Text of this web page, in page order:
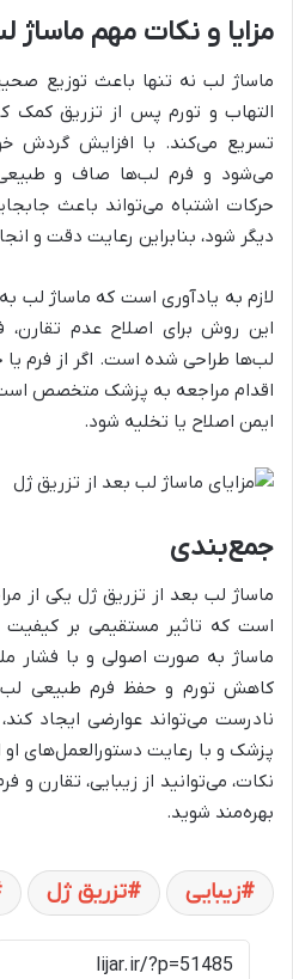
مزایا و نکات مهم ماساژ
ماساژ لب نه تنها باعث توزیع
التهاب و تورم پس از تزریق کمک
تسریع می‌کند. با افزایش گردش
می‌شود و فرم لب‌ها صاف و طبیعی
حرکات اشتباه می‌تواند باعث
دیگر شود، بنابراین رعایت دقت و
لازم به یادآوری است که ماساژ لب
این روش برای اصلاح عدم
لب‌ها طراحی شده است. اگر از فرم
اقدام مراجعه به پزشک متخصص
ایمن اصلاح یا تخلیه شود.
جمع‌بندی
ماساژ لب بعد از تزریق ژل یکی از
است که تاثیر مستقیمی بر کیفیت
ماساژ به صورت اصولی و با فشار
کاهش تورم و حفظ فرم طبیعی
نادرست می‌تواند عوارضی ایجاد
پزشک و با رعایت دستورالعمل‌های
نکات، می‌توانید از زیبایی، تقارن
بهره‌مند شوید.
زیبایی تزریق ژل